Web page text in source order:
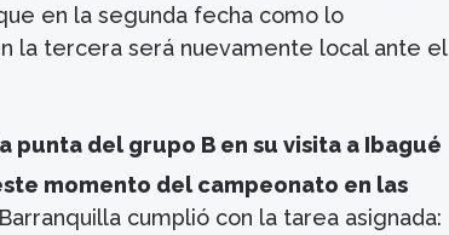
en la segunda fecha como lo
la tercera será nuevamente local ante el
punta del grupo B en su visita a Ibagué
momento del campeonato en las
cumplió con la tarea asignada: